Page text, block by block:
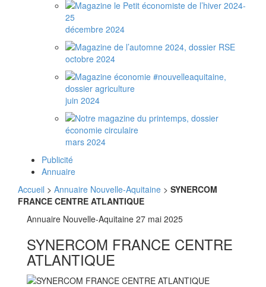
décembre 2024
octobre 2024
juin 2024
mars 2024
Publicité
Annuaire
Accueil > Annuaire Nouvelle-Aquitaine > SYNERCOM
FRANCE CENTRE ATLANTIQUE
Annuaire Nouvelle-Aquitaine 27 mai 2025
SYNERCOM FRANCE CENTRE
ATLANTIQUE